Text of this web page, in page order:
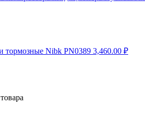
тормозные Nibk PN0389 3,460.00 ₽